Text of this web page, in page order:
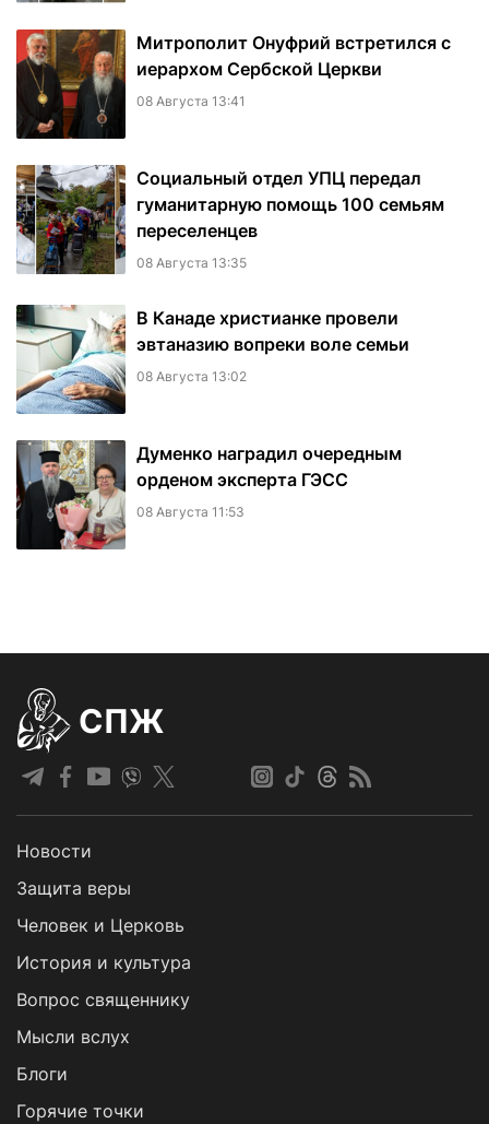
Митрополит Онуфрий встретился с
иерархом Сербской Церкви
08 Августа 13:41
Социальный отдел УПЦ передал
гуманитарную помощь 100 семьям
переселенцев
08 Августа 13:35
В Канаде христианке провели
эвтаназию вопреки воле семьи
08 Августа 13:02
Думенко наградил очередным
орденом эксперта ГЭСС
08 Августа 11:53
СПЖ
Новости
Защита веры
Человек и Церковь
История и культура
Вопрос священнику
Мысли вслух
Блоги
Горячие точки